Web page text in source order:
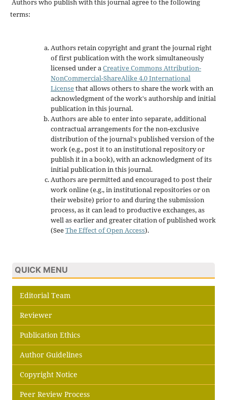
Authors who publish with this journal agree to the following
terms:
Authors retain copyright and grant the journal right
of first publication with the work simultaneously
licensed under aCreative Commons Attribution-
NonCommercial-ShareAlike 4.0 International
Licensethat allows others to share the work with an
acknowledgment of the work's authorship and initial
publication in this journal.
Authors are able to enter into separate, additional
contractual arrangements for the non-exclusive
distribution of the journal's published version of the
work (e.g., post it to an institutional repository or
publish it in a book), with an acknowledgment of its
initial publication in this journal.
Authors are permitted and encouraged to post their
work online (e.g., in institutional repositories or on
their website) prior to and during the submission
process, as it can lead to productive exchanges, as
well as earlier and greater citation of published work
(SeeThe Effect of Open Access).
QUICK MENU
Editorial Team
Reviewer
Publication Ethics
Author Guidelines
Copyright Notice
Peer Review Process